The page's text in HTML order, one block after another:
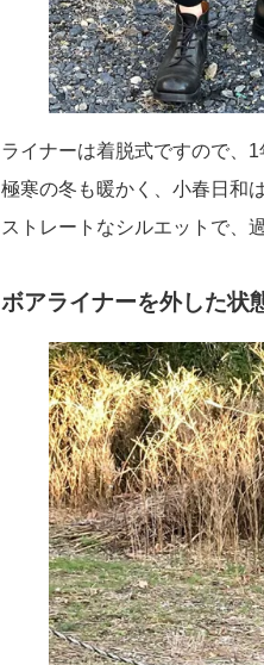
ライナーは着脱式ですので、
極寒の冬も暖かく、小春日和
ストレートなシルエットで、
ボアライナーを外した状